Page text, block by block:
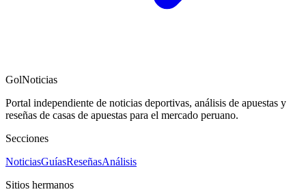
GolNoticias
Portal independiente de noticias deportivas, análisis de apuestas y
reseñas de casas de apuestas para el mercado peruano.
Secciones
NoticiasGuíasReseñasAnálisis
Sitios hermanos